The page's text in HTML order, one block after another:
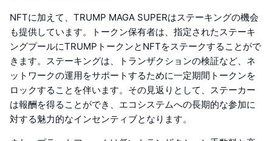
NFTに加えて、TRUMP MAGA SUPERはステーキングの機会
も提供しています。トークン保有者は、指定されたステーキ
ングプールにTRUMPトークンとNFTをステークすることがで
きます。ステーキングは、トランザクションの検証など、ネ
ットワークの運用をサポートするために一定期間トークンを
ロックすることを伴います。その見返りとして、ステーカー
は報酬を得ることができ、エコシステムへの長期的な参加に
対する魅力的なインセンティブとなります。